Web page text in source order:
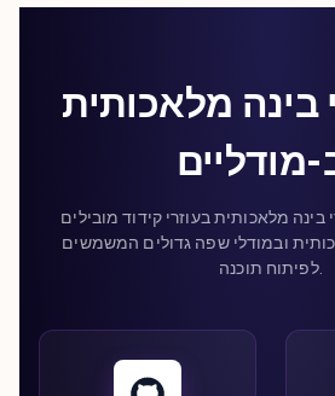
בינה מלאכותית
מודליים
בינה מלאכותית בעוזרי קידוד מובילים
ובמודלי שפה גדולים המשמשים
לפיתוח תוכנה.